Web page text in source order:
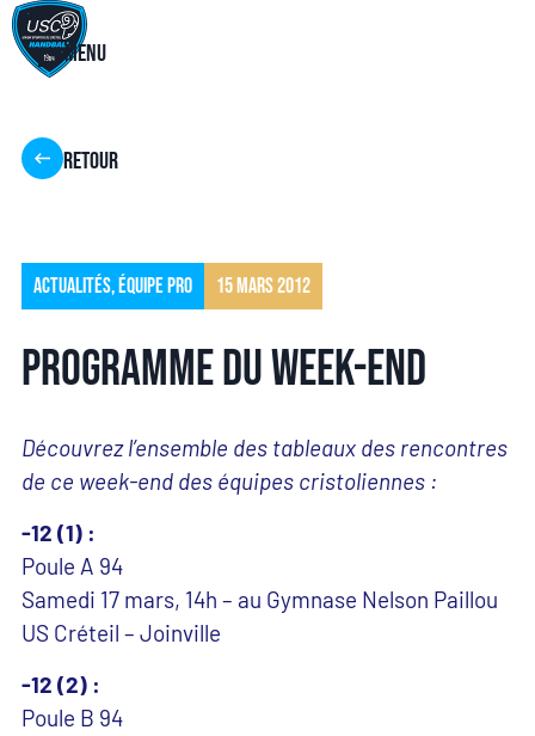
Menu
Retour
Actualités, Équipe pro 15 mars 2012
Programme du week-end
Découvrez l’ensemble des tableaux des rencontres
de ce week-end des équipes cristoliennes :
-12 (1) :
Poule A 94
Samedi 17 mars, 14h – au Gymnase Nelson Paillou
US Créteil – Joinville
-12 (2) :
Poule B 94